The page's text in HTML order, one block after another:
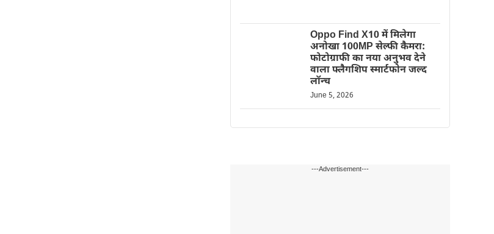
Oppo Find X10 में मिलेगा
अनोखा 100MP सेल्फी कैमरा:
फोटोग्राफी का नया अनुभव देने
वाला फ्लैगशिप स्मार्टफोन जल्द
लॉन्च
June 5, 2026
---Advertisement---